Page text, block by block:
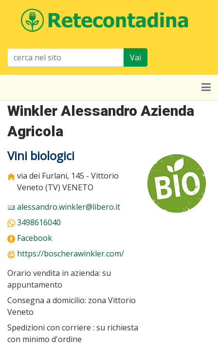
Vai
Winkler Alessandro Azienda
Agricola
Vini biologici
via dei Furlani, 145 - Vittorio
Veneto (TV) VENETO
alessandro.winkler@libero.it
3498616040
Facebook
https://boscherawinkler.com/
Orario vendita in azienda: su
appuntamento
Consegna a domicilio: zona Vittorio
Veneto
Spedizioni con corriere : su richiesta
con minimo d'ordine